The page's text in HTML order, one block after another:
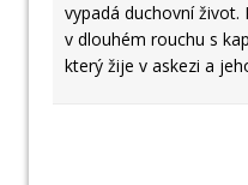
vypadá duchovní život.
v dlouhém rouchu s
který žije v askezi a